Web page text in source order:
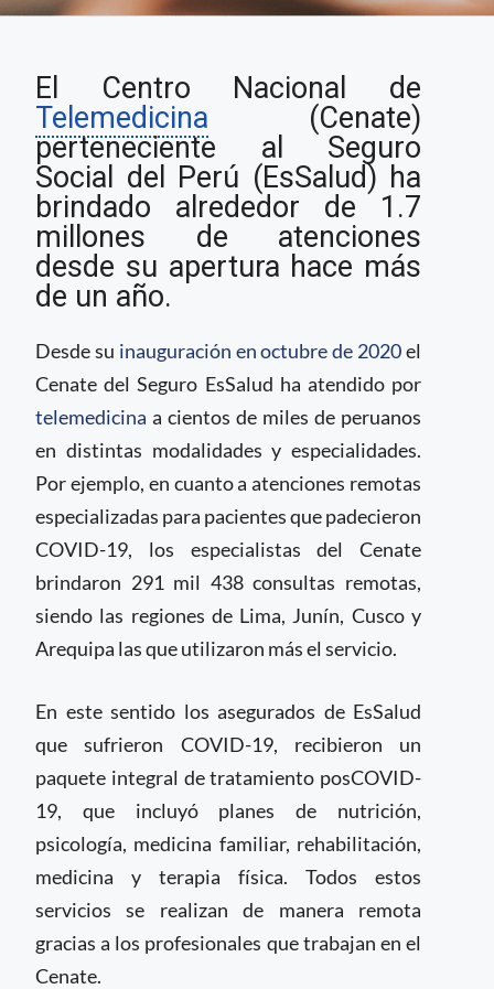
atiende mil consultas
virtuales diariamente
El Centro Nacional de
Telemedicina (Cenate)
perteneciente al Seguro
Social del Perú (EsSalud) ha
brindado alrededor de 1.7
millones de atenciones
desde su apertura hace más
de un año.
Desde su inauguración en octubre de 2020el
Cenate del Seguro EsSalud ha atendido por
telemedicina a cientos de miles de peruanos
en distintas modalidades y especialidades.
Por ejemplo, en cuanto a atenciones remotas
especializadas para pacientes que padecieron
COVID-19, los especialistas del Cenate
brindaron 291 mil 438 consultas remotas,
siendo las regiones de Lima, Junín, Cusco y
Arequipa las que utilizaron más el servicio.
En este sentido los asegurados de EsSalud
que sufrieron COVID-19, recibieron un
paquete integral de tratamiento posCOVID-
19, que incluyó planes de nutrición,
psicología, medicina familiar, rehabilitación,
medicina y terapia física. Todos estos
servicios se realizan de manera remota
gracias a los profesionales que trabajan en el
Cenate.